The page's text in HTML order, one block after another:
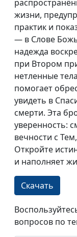
жизни,
практик и
— в Слове
надежда
при Втором
нетленные
помогает
увидеть в
смерти. Эта
уверенность:
вечности с
Откройте
и наполняет
Скачать
вопросов по